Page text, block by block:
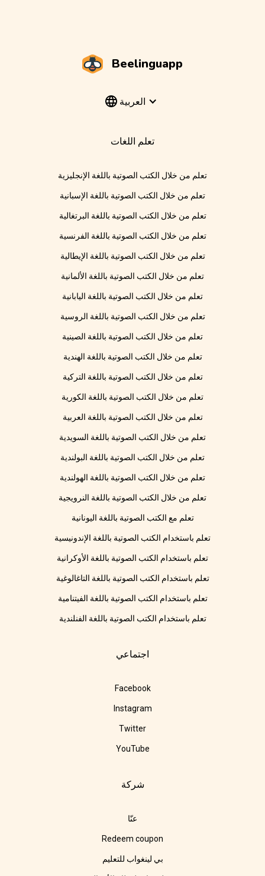
Beelinguapp
العربية
تعلم اللغات
تعلم من خلال الكتب الصوتية باللغة الإنجليزية
تعلم من خلال الكتب الصوتية باللغة الإسبانية
تعلم من خلال الكتب الصوتية باللغة البرتغالية
تعلم من خلال الكتب الصوتية باللغة الفرنسية
تعلم من خلال الكتب الصوتية باللغة الإيطالية
تعلم من خلال الكتب الصوتية باللغة الألمانية
تعلم من خلال الكتب الصوتية باللغة اليابانية
تعلم من خلال الكتب الصوتية باللغة الروسية
تعلم من خلال الكتب الصوتية باللغة الصينية
تعلم من خلال الكتب الصوتية باللغة الهندية
تعلم من خلال الكتب الصوتية باللغة التركية
تعلم من خلال الكتب الصوتية باللغة الكورية
تعلم من خلال الكتب الصوتية باللغة العربية
تعلم من خلال الكتب الصوتية باللغة السويدية
تعلم من خلال الكتب الصوتية باللغة البولندية
تعلم من خلال الكتب الصوتية باللغة الهولندية
تعلم من خلال الكتب الصوتية باللغة النرويجية
تعلم مع الكتب الصوتية باللغة اليونانية
تعلم باستخدام الكتب الصوتية باللغة الإندونيسية
تعلم باستخدام الكتب الصوتية باللغة الأوكرانية
تعلم باستخدام الكتب الصوتية باللغة التاغالوغية
تعلم باستخدام الكتب الصوتية باللغة الفيتنامية
تعلم باستخدام الكتب الصوتية باللغة الفنلندية
اجتماعي
Facebook
Instagram
Twitter
YouTube
شركة
عنّا
Redeem coupon
بي لينغواب للتعليم